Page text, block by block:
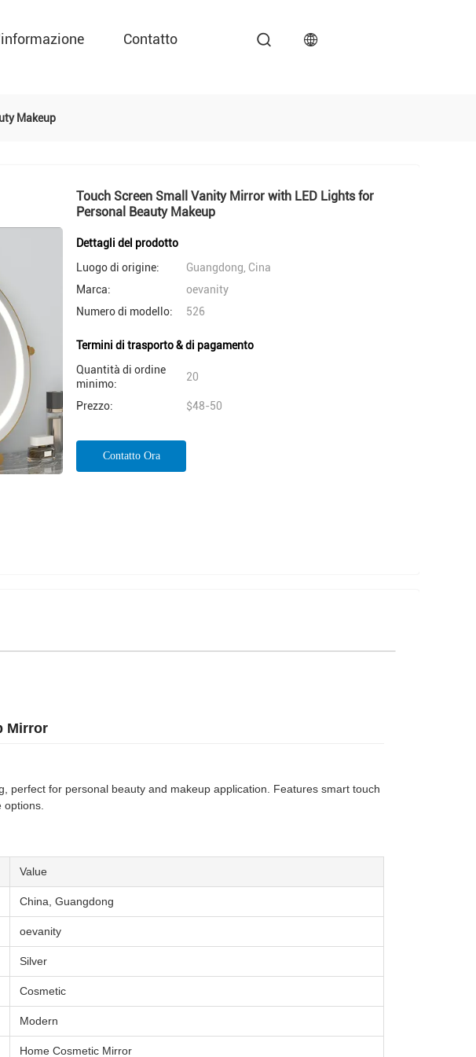
Contatto
Makeup
Touch Screen Small Vanity Mirror with LED Lights for
Personal Beauty Makeup
Dettagli del prodotto
Luogo di origine:
Guangdong, Cina
Marca:
oevanity
Numero di modello:
526
Termini di trasporto & di pagamento
Quantità di ordine
minimo:
20
Prezzo: $48-50
Contatto Ora
Mirror
perfect for personal beauty and makeup application. Features smart touch
Value
China, Guangdong
oevanity
Silver
Cosmetic
Modern
Home Cosmetic Mirror